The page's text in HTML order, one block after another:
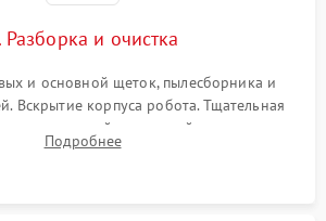
Разборка и очистка
и основной щеток, пылесборника и
Вскрытие корпуса робота. Тщательная
полостей, шестерней и плат от
пыли, волос и шерсти животных с
Подробнее